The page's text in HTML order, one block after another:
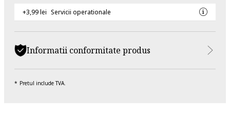
+3,99 lei Servicii operationale
Informatii conformitate produs
Pretul include TVA.